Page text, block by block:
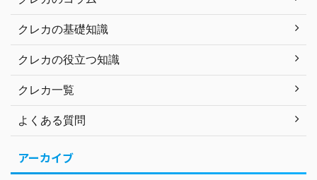
クレカの基礎知識
クレカの役立つ知識
クレカ一覧
よくある質問
アーカイブ